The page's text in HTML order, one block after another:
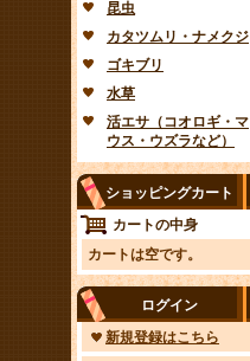
昆虫
カタツムリ・ナメクジ
ゴキブリ
水草
活エサ（コオロギ・マ
ウス・ウズラなど）
ショッピングカート
カートの中身
カートは空です。
ログイン
新規登録はこちら